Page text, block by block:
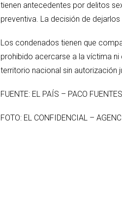
tienen antecedentes por delitos
preventiva. La decisión de
Los condenados tienen que
prohibido acercarse a la víctima ni
territorio nacional sin autorización
FUENTE: EL PAÍS – PACO FUENTES
FOTO: EL CONFIDENCIAL –